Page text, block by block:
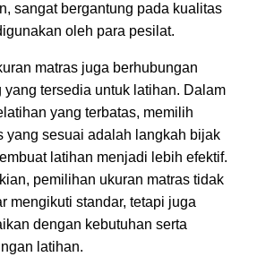
sangat bergantung pada kualitas
oleh para pesilat.
matras juga berhubungan
yang tersedia untuk latihan. Dalam
yang terbatas, memilih
yang sesuai adalah langkah bijak
latihan menjadi lebih efektif.
pemilihan ukuran matras tidak
mengikuti standar, tetapi juga
dengan kebutuhan serta
latihan.